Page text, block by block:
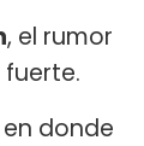
, el rumor
en donde